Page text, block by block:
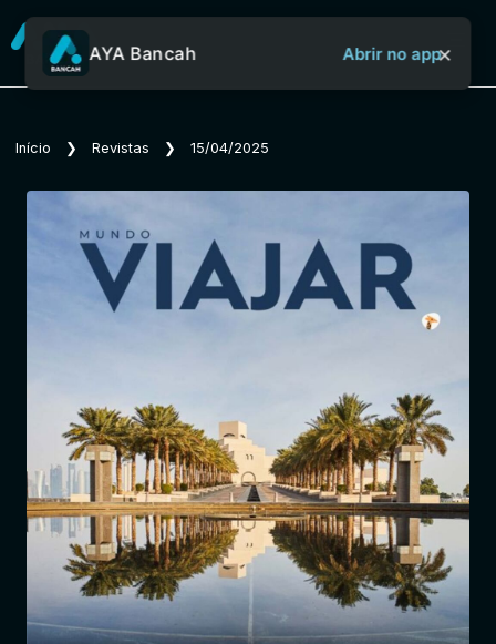
Sobre o Aya Bancah
Revistas
Jornais
Notícias
Entrar
AYA Bancah Abrir no app×
Início ❯ Revistas ❯ 15/04/2025